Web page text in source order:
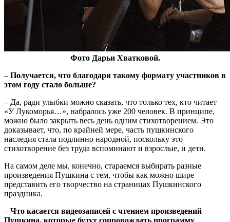
Фото Дарьи Хватковой.
– Получается, что благодаря такому формату участников в
этом году стало больше?
– Да, ради улыбки можно сказать, что только тех, кто читает
«У Лукоморья…», набралось уже 200 человек. В принципе,
можно было закрыть весь день одним стихотворением. Это
доказывает, что, по крайней мере, часть пушкинского
наследия стала подлинно народной, поскольку это
стихотворение без труда вспоминают и взрослые, и дети.
На самом деле мы, конечно, стараемся выбирать разные
произведения Пушкина с тем, чтобы как можно шире
представить его творчество на страницах Пушкинского
праздника.
– Что касается видеозаписей с чтением произведений